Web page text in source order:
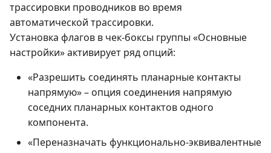
трассировки проводников во время
автоматической трассировки.
Установка флагов в чек-боксы группы «Основные
настройки» активирует ряд опций:
«Разрешить соединять планарные контакты
напрямую» – опция соединения напрямую
соседних планарных контактов одного
компонента.
«Переназначать функционально-эквивалентные